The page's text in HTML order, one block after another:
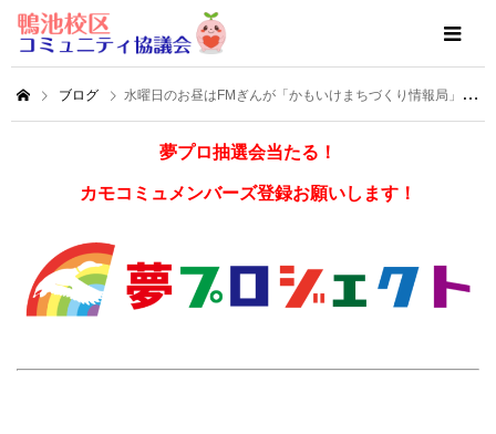
ブログ 水曜日のお昼はFMぎんが「かもいけまちづくり情報局」好評放送中！
夢プロ抽選会当たる！
カモコミュメンバーズ登録お願いします！